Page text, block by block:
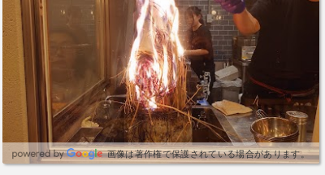
画像は著作権で保護されている場合があります。